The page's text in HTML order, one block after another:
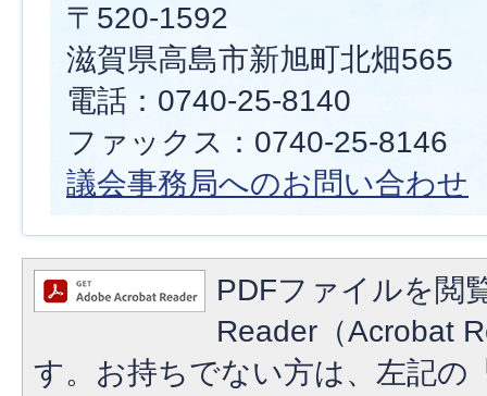
〒520-1592
滋賀県高島市新旭町北畑565
電話：0740-25-8140
ファックス：0740-25-8146
議会事務局へのお問い合わせ
PDFファイルを閲
Reader（Acrobat
す。お持ちでない方は、左記の